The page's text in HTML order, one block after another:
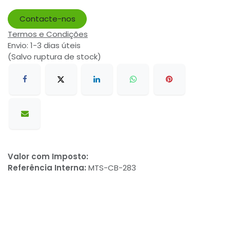
Contacte-nos
Termos e Condições
Envio: 1-3 dias úteis
(Salvo ruptura de stock)
Valor com Imposto:
Referência Interna: MTS-CB-283